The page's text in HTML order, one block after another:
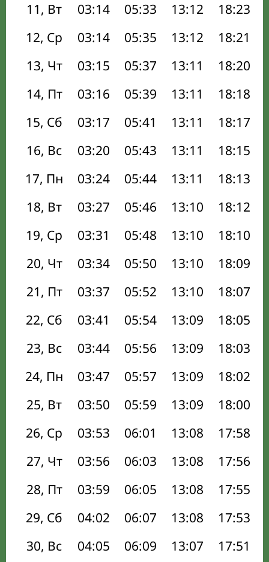
11, Вт
03:14 05:33 13:12 18:23
12, Ср
03:14 05:35 13:12 18:21
13, Чт
03:15 05:37 13:11 18:20
14, Пт
03:16 05:39 13:11 18:18
15, Сб
03:17 05:41 13:11 18:17
16, Вс
03:20 05:43 13:11 18:15
17, Пн
03:24 05:44 13:11 18:13
18, Вт
03:27 05:46 13:10 18:12
19, Ср
03:31 05:48 13:10 18:10
20, Чт
03:34 05:50 13:10 18:09
21, Пт
03:37 05:52 13:10 18:07
22, Сб
03:41 05:54 13:09 18:05
23, Вс
03:44 05:56 13:09 18:03
24, Пн
03:47 05:57 13:09 18:02
25, Вт
03:50 05:59 13:09 18:00
26, Ср
03:53 06:01 13:08 17:58
27, Чт
03:56 06:03 13:08 17:56
28, Пт
03:59 06:05 13:08 17:55
29, Сб
04:02 06:07 13:08 17:53
30, Вс
04:05 06:09 13:07 17:51